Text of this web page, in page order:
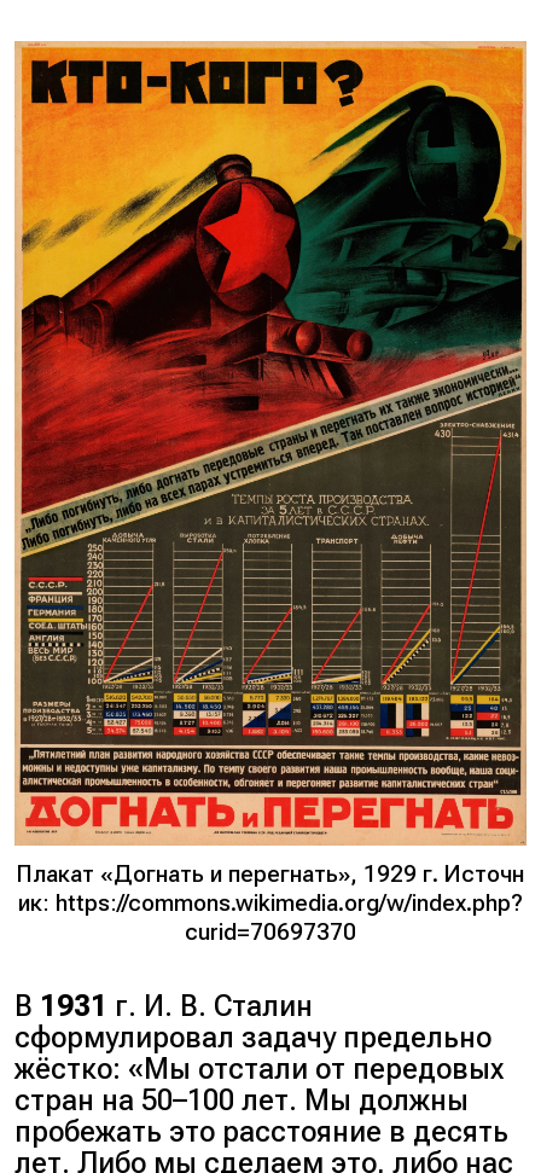
Плакат «Догнать и перегнать», 1929 г. Источн
ик: https://commons.wikimedia.org/w/index.php?
curid=70697370
В 1931 г. И. В. Сталин
сформулировал задачу предельно
жёстко: «Мы отстали от передовых
стран на 50–100 лет. Мы должны
пробежать это расстояние в десять
лет. Либо мы сделаем это, либо нас